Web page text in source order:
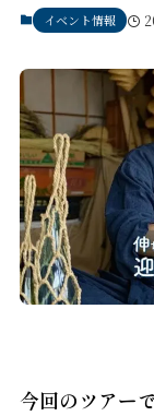
イベント情報
今回のツアー